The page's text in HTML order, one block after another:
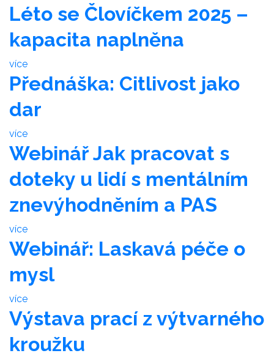
Léto se Človíčkem 2025 –
kapacita naplněna
více
Přednáška: Citlivost jako
dar
více
Webinář Jak pracovat s
doteky u lidí s mentálním
znevýhodněním a PAS
více
Webinář: Laskavá péče o
mysl
více
Výstava prací z výtvarného
kroužku